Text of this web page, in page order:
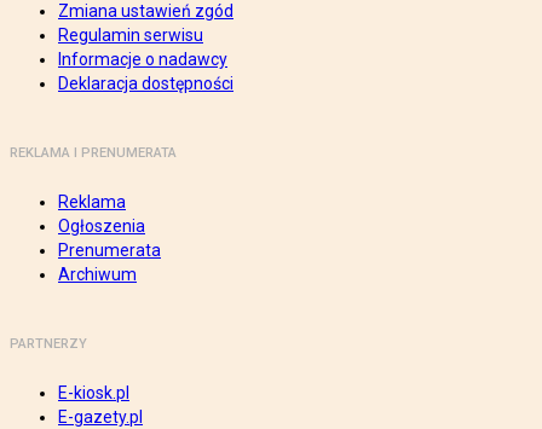
Zmiana ustawień zgód
Regulamin serwisu
Informacje o nadawcy
Deklaracja dostępności
REKLAMA I PRENUMERATA
Reklama
Ogłoszenia
Prenumerata
Archiwum
PARTNERZY
E-kiosk.pl
E-gazety.pl